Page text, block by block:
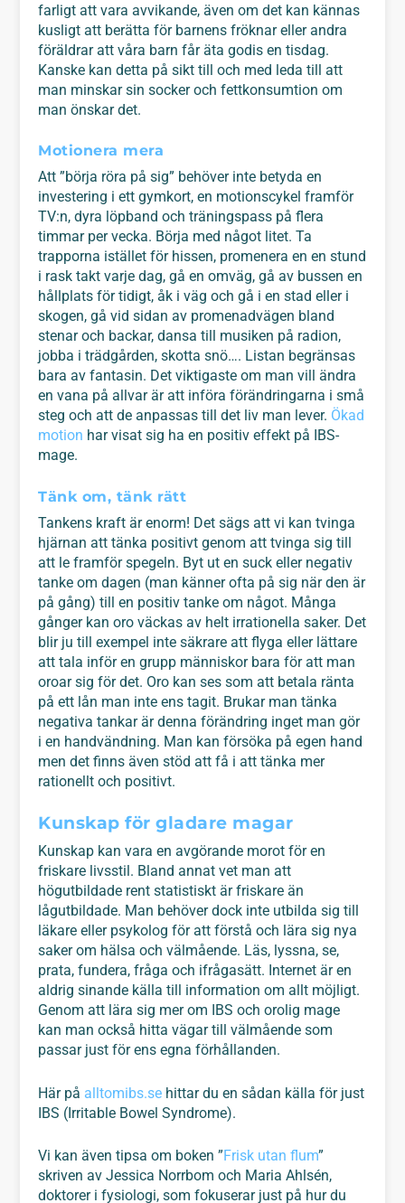
farligt att vara avvikande, även om det kan kännas
kusligt att berätta för barnens fröknar eller andra
föräldrar att våra barn får äta godis en tisdag.
Kanske kan detta på sikt till och med leda till att
man minskar sin socker och fettkonsumtion om
man önskar det.
Motionera mera
Att ”börja röra på sig” behöver inte betyda en
investering i ett gymkort, en motionscykel framför
TV:n, dyra löpband och träningspass på flera
timmar per vecka. Börja med något litet. Ta
trapporna istället för hissen, promenera en en stund
i rask takt varje dag, gå en omväg, gå av bussen en
hållplats för tidigt, åk i väg och gå i en stad eller i
skogen, gå vid sidan av promenadvägen bland
stenar och backar, dansa till musiken på radion,
jobba i trädgården, skotta snö…. Listan begränsas
bara av fantasin. Det viktigaste om man vill ändra
en vana på allvar är att införa förändringarna i små
steg och att de anpassas till det liv man lever. Ökad
motion har visat sig ha en positiv effekt på IBS-
mage.
Tänk om, tänk rätt
Tankens kraft är enorm! Det sägs att vi kan tvinga
hjärnan att tänka positivt genom att tvinga sig till
att le framför spegeln. Byt ut en suck eller negativ
tanke om dagen (man känner ofta på sig när den är
på gång) till en positiv tanke om något. Många
gånger kan oro väckas av helt irrationella saker. Det
blir ju till exempel inte säkrare att flyga eller lättare
att tala inför en grupp människor bara för att man
oroar sig för det. Oro kan ses som att betala ränta
på ett lån man inte ens tagit. Brukar man tänka
negativa tankar är denna förändring inget man gör
i en handvändning. Man kan försöka på egen hand
men det finns även stöd att få i att tänka mer
rationellt och positivt.
Kunskap för gladare magar
Kunskap kan vara en avgörande morot för en
friskare livsstil. Bland annat vet man att
högutbildade rent statistiskt är friskare än
lågutbildade. Man behöver dock inte utbilda sig till
läkare eller psykolog för att förstå och lära sig nya
saker om hälsa och välmående. Läs, lyssna, se,
prata, fundera, fråga och ifrågasätt. Internet är en
aldrig sinande källa till information om allt möjligt.
Genom att lära sig mer om IBS och orolig mage
kan man också hitta vägar till välmående som
passar just för ens egna förhållanden.
Här på alltomibs.se hittar du en sådan källa för just
IBS (Irritable Bowel Syndrome).
Vi kan även tipsa om boken ”Frisk utan flum”
skriven av Jessica Norrbom och Maria Ahlsén,
doktorer i fysiologi, som fokuserar just på hur du